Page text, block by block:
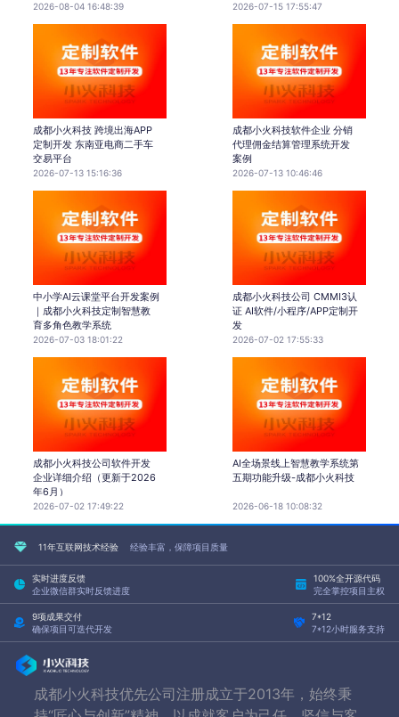
2026-08-04 16:48:39 2026-07-15 17:55:47
成都小火科技 跨境出海APP
定制开发 东南亚电商二手车
交易平台
2026-07-13 15:16:36
成都小火科技软件企业 分销
代理佣金结算管理系统开发
案例
2026-07-13 10:46:46
中小学AI云课堂平台开发案例
｜成都小火科技定制智慧教
育多角色教学系统
2026-07-03 18:01:22
成都小火科技公司 CMMI3认
证 AI软件/小程序/APP定制开
发
2026-07-02 17:55:33
成都小火科技公司软件开发
企业详细介绍（更新于2026
年6月）
2026-07-02 17:49:22
AI全场景线上智慧教学系统第
五期功能升级-成都小火科技
2026-06-18 10:08:32
11年互联网技术经验 经验丰富，保障项目质量
实时进度反馈
企业微信群实时反馈进度
100%全开源代码
完全掌控项目主权
9项成果交付
确保项目可迭代开发
7*12
7*12小时服务支持
成都小火科技优先公司注册成立于2013年，始终秉